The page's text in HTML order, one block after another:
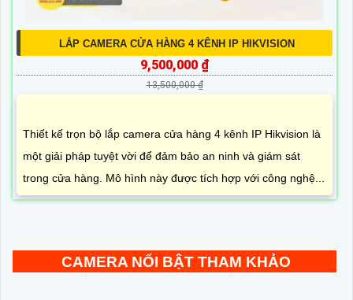
LẮP CAMERA CỬA HÀNG 4 KÊNH IP HIKVISION
9,500,000 ₫
13,500,000 ₫
Thiết kế trọn bộ lắp camera cửa hàng 4 kênh IP Hikvision là
một giải pháp tuyệt vời để đảm bảo an ninh và giám sát
trong cửa hàng. Mô hình này được tích hợp với công nghệ...
CAMERA NỔI BẬT THAM KHẢO